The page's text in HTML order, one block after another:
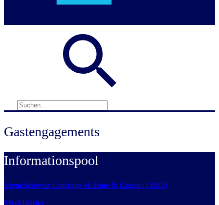
Gastengagements
Informationspool
SzeneSchweiz-Umfrage «Löhne & Gagen» (2023)
Merkblätter